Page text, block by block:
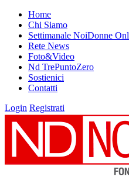
Home
Chi Siamo
Settimanale NoiDonne
Rete News
Foto&Video
Nd TrePuntoZero
Sostienici
Contatti
Login Registrati